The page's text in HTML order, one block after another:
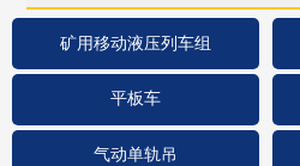
矿用移动液压列车组
平板车
气动单轨吊